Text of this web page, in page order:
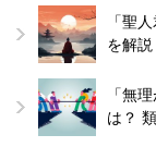
「聖
を解説
「無
は？